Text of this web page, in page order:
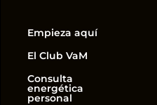
Empieza aquí
El Club VaM
Consulta
energética
personal